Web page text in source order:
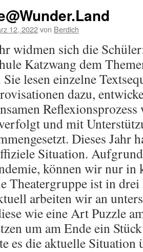
12, 2022von Berdich
widmen sich die
Katzwang dem
lesen einzelne
dazu,
und mit
Dieses Jahr
Situation.
können wir nur in
Theatergruppe ist in
arbeiten wir an
wie eine Art Puzzle
um am Ende ein
es die aktuelle Situation